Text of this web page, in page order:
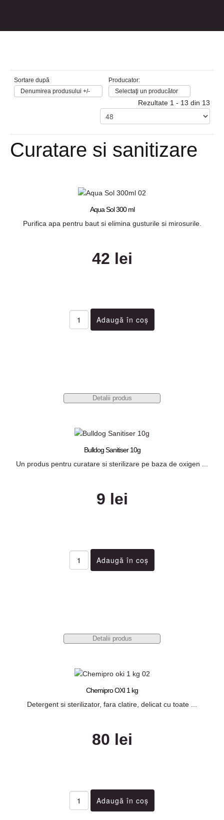
Sortare după
Denumirea produsului +/-
Producator:
Selectaţi un producător
Rezultate 1 - 13 din 13
Curatare si sanitizare
Aqua Sol 300 ml
Purifica apa pentru baut si elimina gusturile si mirosurile.
42 lei
Detalii produs
Bulldog Sanitiser 10g
Un produs pentru curatare si sterilizare pe baza de oxigen ...
9 lei
Detalii produs
Chemipro OXI 1 kg
Detergent si sterilizator, fara clatire, delicat cu toate ...
80 lei